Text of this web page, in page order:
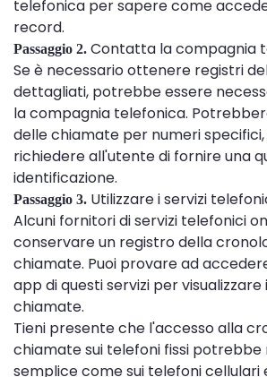
telefonica per sapere come
record.
Passaggio 2. Contatta la compagnia
Se è necessario ottenere registri
dettagliati, potrebbe essere
la compagnia telefonica.
delle chiamate per numeri
richiedere all'utente di fornire una
identificazione.
Passaggio 3. Utilizzare i servizi
Alcuni fornitori di servizi telefonici
conservare un registro della
chiamate. Puoi provare ad
app di questi servizi per
chiamate.
Tieni presente che l'accesso alla
chiamate sui telefoni fissi potrebbe
semplice come sui telefoni